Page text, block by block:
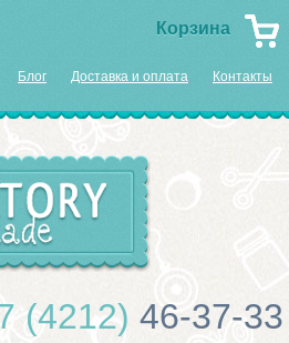
Корзина
Блог Доставка и оплата Контакты
(4212) 46-37-33